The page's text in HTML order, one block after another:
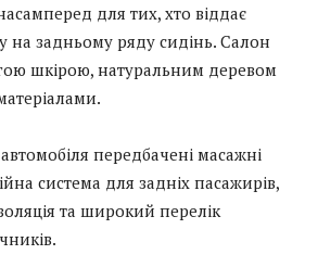
для тих, хто віддає
на задньому ряду сидінь. Салон
шкірою, натуральним деревом
передбачені масажні
система для задніх пасажирів,
та широкий перелік